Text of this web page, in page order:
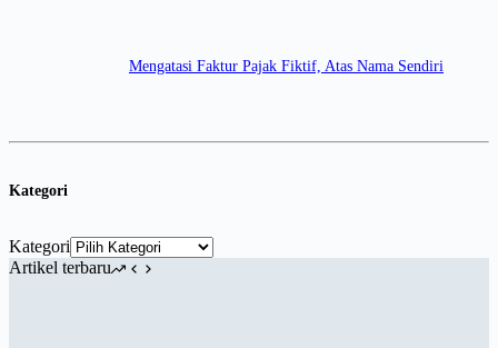
Mengatasi Faktur Pajak Fiktif, Atas Nama Sendiri
Kategori
Kategori
Artikel terbaru